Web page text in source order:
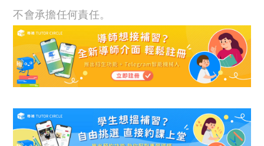
不會承擔任何責任。